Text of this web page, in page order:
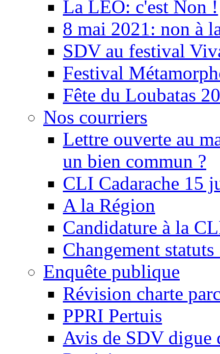
La LEO: c'est Non !
8 mai 2021: non à
SDV au festival
Festival
Fête du Loubatas
Nos courriers
Lettre ouverte au
un bien commun ?
CLI Cadarache 15
A la Région
Candidature à la
Changement
Enquête publique
Révision charte
PPRI Pertuis
Avis de SDV digue